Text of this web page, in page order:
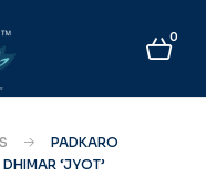
0
PADKARO
‘JYOT’